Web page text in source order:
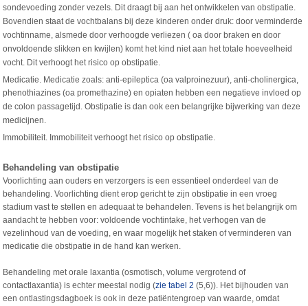
sondevoeding zonder vezels. Dit draagt bij aan het ontwikkelen van obstipatie.
Bovendien staat de vochtbalans bij deze kinderen onder druk: door verminderde
vochtinname, alsmede door verhoogde verliezen ( oa door braken en door
onvoldoende slikken en kwijlen) komt het kind niet aan het totale hoeveelheid
vocht. Dit verhoogt het risico op obstipatie.
Medicatie. Medicatie zoals: anti-epileptica (oa valproinezuur), anti-cholinergica,
phenothiazines (oa promethazine) en opiaten hebben een negatieve invloed op
de colon passagetijd. Obstipatie is dan ook een belangrijke bijwerking van deze
medicijnen.
Immobiliteit. Immobiliteit verhoogt het risico op obstipatie.
Behandeling van obstipatie
Voorlichting aan ouders en verzorgers is een essentieel onderdeel van de
behandeling. Voorlichting dient erop gericht te zijn obstipatie in een vroeg
stadium vast te stellen en adequaat te behandelen. Tevens is het belangrijk om
aandacht te hebben voor: voldoende vochtintake, het verhogen van de
vezelinhoud van de voeding, en waar mogelijk het staken of verminderen van
medicatie die obstipatie in de hand kan werken.
Behandeling met orale laxantia (osmotisch, volume vergrotend of
contactlaxantia) is echter meestal nodig (zie tabel 2 (5,6)). Het bijhouden van
een ontlastingsdagboek is ook in deze patiëntengroep van waarde, omdat